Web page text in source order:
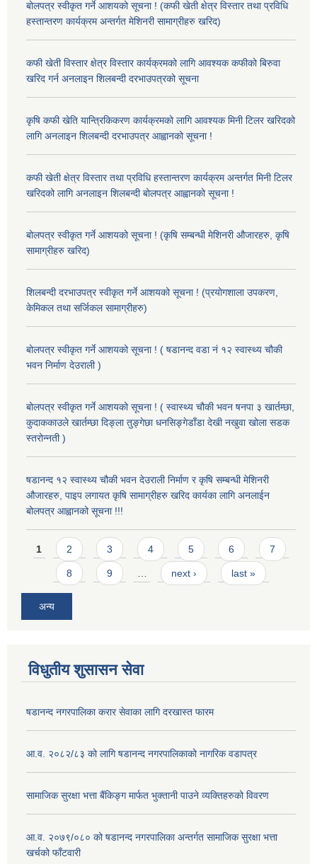
बोलपत्र स्वीकृत गर्ने आशयको सूचना ! (कफी खेती क्षेत्र विस्तार तथा प्रविधि
हस्तान्तरण कार्यक्रम अन्तर्गत मेशिनरी सामाग्रीहरु खरिद)
कफी खेती विस्तार क्षेत्र विस्तार कार्यक्रमको लागि आवश्यक कफीको बिरुवा
खरिद गर्न अनलाइन शिलबन्दी दरभाउपत्रको सूचना
कृषि कफी खेति यान्त्रिकिकरण कार्यक्रमको लागि आवश्यक मिनी टिलर खरिदको
लागि अनलाइन शिलबन्दी दरभाउपत्र आह्वानको सूचना !
कफी खेती क्षेत्र विस्तार तथा प्रविधि हस्तान्तरण कार्यक्रम अन्तर्गत मिनी टिलर
खरिदको लागि अनलाइन शिलबन्दी बोलपत्र आह्वानको सूचना !
बोलपत्र स्वीकृत गर्ने आशयको सूचना ! (कृषि सम्बन्धी मेशिनरी औजारहरु, कृषि
सामाग्रीहरु खरिद)
शिलबन्दी दरभाउपत्र स्वीकृत गर्ने आशयको सूचना ! (प्रयोगशाला उपकरण,
केमिकल तथा सर्जिकल सामाग्रीहरु)
बोलपत्र स्वीकृत गर्ने आशयको सूचना ! ( षडानन्द वडा नं १२ स्वास्थ्य चौकी
भवन निर्माण देउराली )
बोलपत्र स्वीकृत गर्ने आशयको सूचना ! ( स्वास्थ्य चौकी भवन षनपा ३ खार्तम्छा,
कुदाककाउले खार्तम्छा दिङ्ला तुङ्गेछा धनसिङ्गेडाँडा देखी नखुवा खोला सडक
स्तरोन्नती )
षडानन्द १२ स्वास्थ्य चौकी भवन देउराली निर्माण र कृषि सम्बन्धी मेशिनरी
औजारहरु, पाइप लगायत कृषि सामाग्रीहरु खरिद कार्यका लागि अनलाईन
बोलपत्र आह्वानको सूचना !!!
Pages
1 2 3 4 5 6 7
8 9 … next › last »
अन्य
विधुतीय शुसासन सेवा
षडानन्द नगरपालिका करार सेवाका लागि दरखास्त फारम
आ.व. २०८२/८३ को लागि षडानन्द नगरपालिकाको नागरिक वडापत्र
सामाजिक सुरक्षा भत्ता बैंकिङ्ग मार्फत भुक्तानी पाउने व्यक्तिहरुको विवरण
आ.व. २०७९/०८० को षडानन्द नगरपालिका अन्तर्गत सामाजिक सुरक्षा भत्ता
खर्चको फाँटवारी